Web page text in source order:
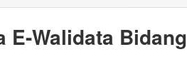
E-Walidata